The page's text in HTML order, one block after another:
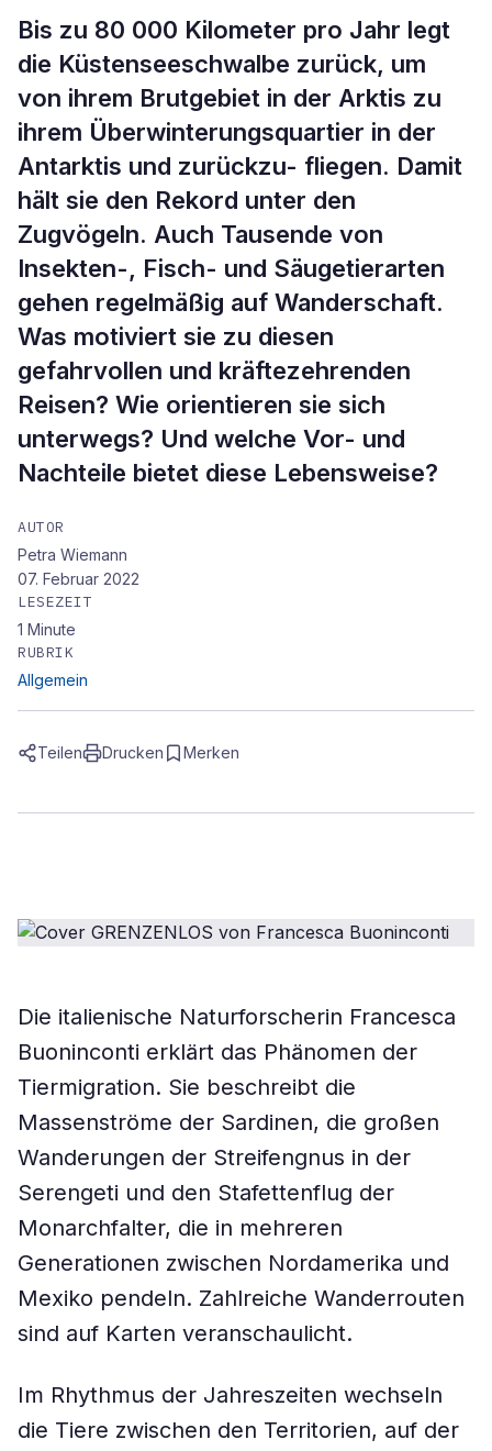
Bis zu 80 000 Kilometer pro Jahr legt
die Küstenseeschwalbe zurück, um
von ihrem Brutgebiet in der Arktis zu
ihrem Überwinterungsquartier in der
Antarktis und zurückzu- fliegen. Damit
hält sie den Rekord unter den
Zugvögeln. Auch Tausende von
Insekten-, Fisch- und Säugetierarten
gehen regelmäßig auf Wanderschaft.
Was motiviert sie zu diesen
gefahrvollen und kräftezehrenden
Reisen? Wie orientieren sie sich
unterwegs? Und welche Vor- und
Nachteile bietet diese Lebensweise?
AUTOR
Petra Wiemann
07. Februar 2022
LESEZEIT
1 Minute
RUBRIK
Allgemein
Teilen Drucken Merken
Die italienische Naturforscherin Francesca
Buoninconti erklärt das Phänomen der
Tiermigration. Sie beschreibt die
Massenströme der Sardinen, die großen
Wanderungen der Streifengnus in der
Serengeti und den Stafettenflug der
Monarchfalter, die in mehreren
Generationen zwischen Nordamerika und
Mexiko pendeln. Zahlreiche Wanderrouten
sind auf Karten veranschaulicht.
Im Rhythmus der Jahreszeiten wechseln
die Tiere zwischen den Territorien, auf der